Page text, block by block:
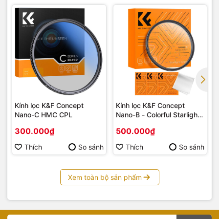
Tại sao bạn nên mua K&F Concept Nano-C
Kính lọc K&F Concept
Nano-C HMC CPL
300.000₫
Thích So sánh
Kính lọc K&F Concept
Nano-B - Colorful Starlight
500.000₫
Thích So sánh
Xem toàn bộ sản phẩm